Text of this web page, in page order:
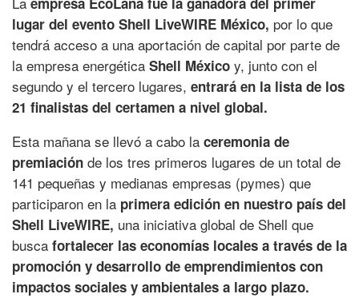
lugar del evento Shell LiveWIRE México, por lo que
tendrá acceso a una aportación de capital por parte de
la empresa energética Shell México y, junto con el
segundo y el tercero lugares, entrará en la lista de los
21 finalistas del certamen a nivel global.
Esta mañana se llevó a cabo la ceremonia de
premiación de los tres primeros lugares de un total de
141 pequeñas y medianas empresas (pymes) que
participaron en la primera edición en nuestro país del
Shell LiveWIRE, una iniciativa global de Shell que
busca fortalecer las economías locales a través de la
promoción y desarrollo de emprendimientos con
impactos sociales y ambientales a largo plazo.